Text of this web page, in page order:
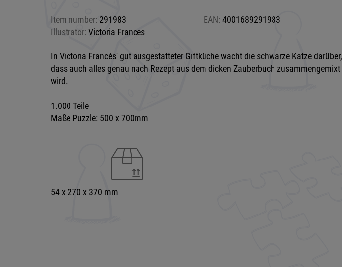
Item number: 291983 EAN: 4001689291983
Illustrator: Victoria Frances
In Victoria Francés' gut ausgestatteter Giftküche wacht die schwarze Katze darüber,
dass auch alles genau nach Rezept aus dem dicken Zauberbuch zusammengemixt
wird.
1.000 Teile
Maße Puzzle: 500 x 700mm
54 x 270 x 370 mm